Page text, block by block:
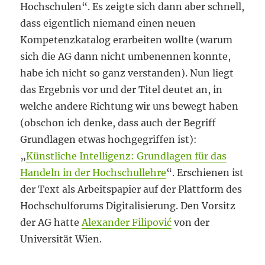
Hochschulen“. Es zeigte sich dann aber schnell,
dass eigentlich niemand einen neuen
Kompetenzkatalog erarbeiten wollte (warum
sich die AG dann nicht umbenennen konnte,
habe ich nicht so ganz verstanden). Nun liegt
das Ergebnis vor und der Titel deutet an, in
welche andere Richtung wir uns bewegt haben
(obschon ich denke, dass auch der Begriff
Grundlagen etwas hochgegriffen ist):
„Künstliche Intelligenz: Grundlagen für das
Handeln in der Hochschullehre“. Erschienen ist
der Text als Arbeitspapier auf der Plattform des
Hochschulforums Digitalisierung. Den Vorsitz
der AG hatteAlexander Filipović von der
Universität Wien.